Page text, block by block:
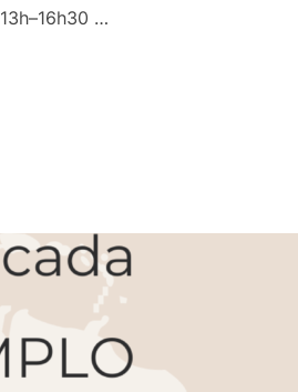
13h–16h30 …
DE 175 ANS DE LA COMMUNE !